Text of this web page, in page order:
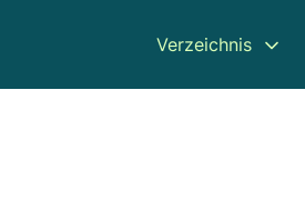
Verzeichnis